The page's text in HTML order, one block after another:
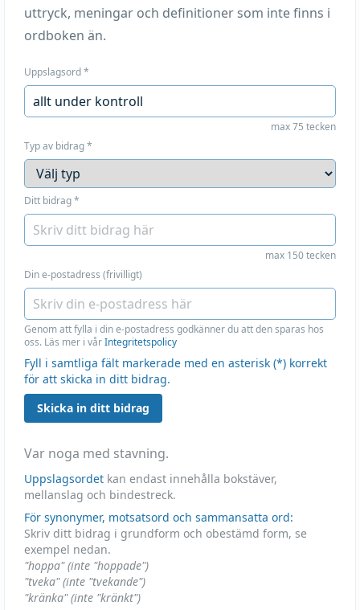
uttryck, meningar och definitioner som inte finns i
ordboken än.
Uppslagsord*
max 75 tecken
Typ av bidrag*
Ditt bidrag*
max 150 tecken
Din e-postadress (frivilligt)
Genom att fylla i din e-postadress godkänner du att den sparas hos
oss. Läs mer i vårIntegritetspolicy
Fyll i samtliga fält markerade med en asterisk (*) korrekt
för att skicka in ditt bidrag.
Skicka in ditt bidrag
Var noga med stavning.
Uppslagsordet kan endast innehålla bokstäver,
mellanslag och bindestreck.
För synonymer, motsatsord och sammansatta ord:
Skriv ditt bidrag i grundform och obestämd form, se
exempel nedan.
"hoppa" (inte "hoppade")
"tveka" (inte "tvekande")
"kränka" (inte "kränkt")